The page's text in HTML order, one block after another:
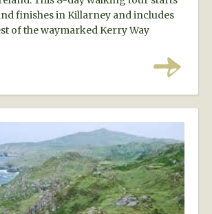
finishes in Killarney and includes
of the waymarked Kerry Way